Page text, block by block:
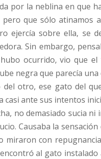
por la neblina en que
que sólo atinamos
ejercía sobre ella, se
Sin embargo,
ocurrido, vio que
negra que parecía
otro, ese gato del
casi ante sus intentos
no demasiado sucia
Causaba la
miraron con
al gato